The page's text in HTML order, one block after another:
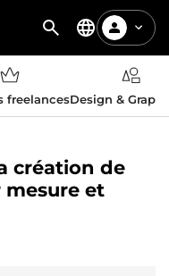
freelancesDesign &
création de
et